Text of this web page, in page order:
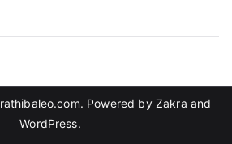
. Powered by Zakra and
WordPress.